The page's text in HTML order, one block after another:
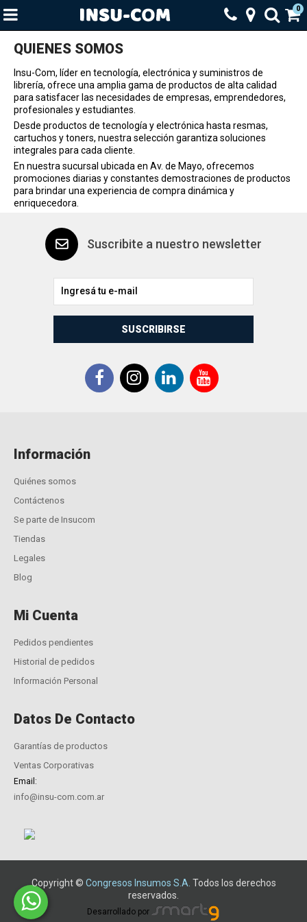
0
QUIENES SOMOS
Insu-Com, líder en tecnología, electrónica y suministros de
librería, ofrece una amplia gama de productos de alta calidad
para satisfacer las necesidades de empresas, emprendedores,
profesionales y estudiantes.
Desde productos de tecnología y electrónica hasta resmas,
cartuchos y toners, nuestra selección garantiza soluciones
integrales para cada cliente.
En nuestra sucursal ubicada en Av. de Mayo, ofrecemos
promociones diarias y constantes demostraciones de productos
para brindar una experiencia de compra dinámica y
enriquecedora.
Suscribite a nuestro newsletter
SUSCRIBIRSE
Información
Quiénes somos
Contáctenos
Se parte de Insucom
Tiendas
Legales
Blog
Mi Cuenta
Pedidos pendientes
Historial de pedidos
Información Personal
Datos De Contacto
Garantías de productos
Ventas Corporativas
Email:
info@insu-com.com.ar
Copyright © Congresos Insumos S.A. Todos los derechos
reservados.
Desarrollado por